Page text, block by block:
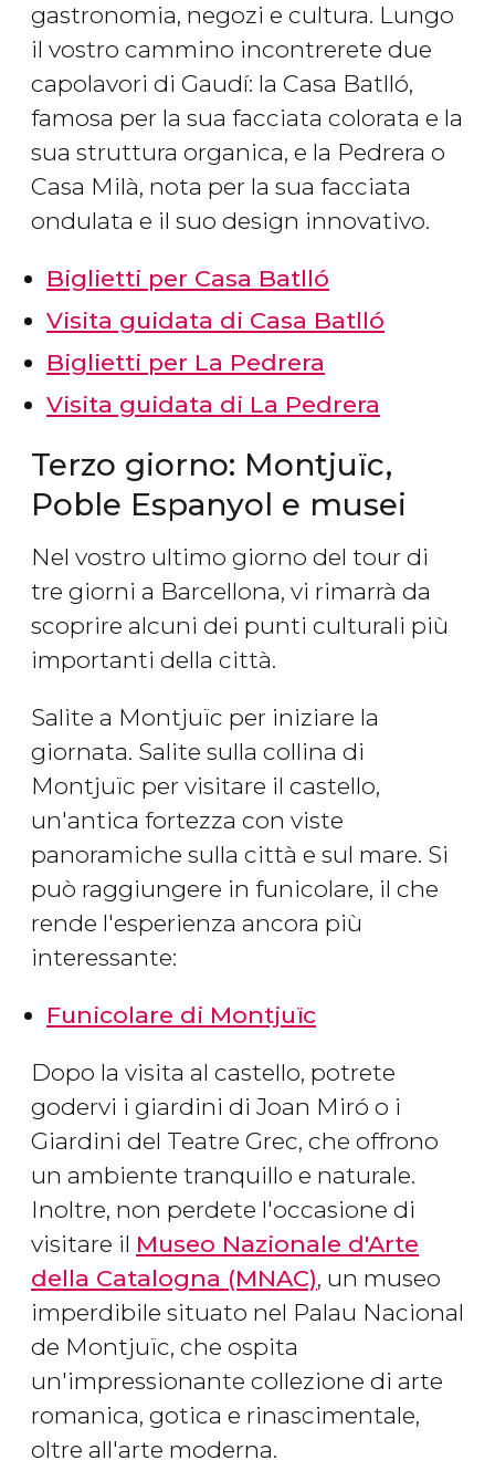
gastronomia, negozi e cultura. Lungo
il vostro cammino incontrerete due
capolavori di Gaudí: la Casa Batlló,
famosa per la sua facciata colorata e la
sua struttura organica, e la Pedrera o
Casa Milà, nota per la sua facciata
ondulata e il suo design innovativo.
Biglietti per Casa Batlló
Visita guidata di Casa Batlló
Biglietti per La Pedrera
Visita guidata di La Pedrera
Terzo giorno: Montjuïc,
Poble Espanyol e musei
Nel vostro ultimo giorno del tour di
tre giorni a Barcellona, vi rimarrà da
scoprire alcuni dei punti culturali più
importanti della città.
Salite a Montjuïc per iniziare la
giornata. Salite sulla collina di
Montjuïc per visitare il castello,
un'antica fortezza con viste
panoramiche sulla città e sul mare. Si
può raggiungere in funicolare, il che
rende l'esperienza ancora più
interessante:
Funicolare di Montjuïc
Dopo la visita al castello, potrete
godervi i giardini di Joan Miró o i
Giardini del Teatre Grec, che offrono
un ambiente tranquillo e naturale.
Inoltre, non perdete l'occasione di
visitare il ​ Museo Nazionale d'Arte
della Catalogna (MNAC), un museo
imperdibile situato nel Palau Nacional
de Montjuïc, che ospita
un'impressionante collezione di arte
romanica, gotica e rinascimentale,
oltre all'arte moderna.